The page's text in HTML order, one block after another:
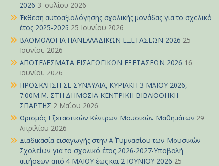
2026 3 Ιουλίου 2026
Έκθεση αυτοαξιολόγησης σχολικής μονάδας για το σχολικό
έτος 2025-2026 25 Ιουνίου 2026
ΒΑΘΜΟΛΟΓΙΑ ΠΑΝΕΛΛΑΔΙΚΩΝ ΕΞΕΤΑΣΕΩΝ 2026 25
Ιουνίου 2026
ΑΠΟΤΕΛΕΣΜΑΤΑ ΕΙΣΑΓΩΓΙΚΩΝ ΕΞΕΤΑΣΕΩΝ 2026 16
Ιουνίου 2026
ΠΡΟΣΚΛΗΣΗ ΣΕ ΣΥΝΑΥΛΙΑ, ΚΥΡΙΑΚΗ 3 ΜΑΪΟΥ 2026,
7:00Μ.Μ. ΣΤΗ ΔΗΜΟΣΙΑ ΚΕΝΤΡΙΚΗ ΒΙΒΛΙΟΘΗΚΗ
ΣΠΑΡΤΗΣ 2 Μαΐου 2026
Ορισμός Εξεταστικών Κέντρων Μουσικών Μαθημάτων 29
Απριλίου 2026
Διαδικασία εισαγωγής στην Α΄ Γυμνασίου των Μουσικών
Σχολείων για το σχολικό έτος 2026-2027-Υποβολή
αιτήσεων από 4 ΜΑΪΟΥ έως και 2 ΙΟΥΝΙΟΥ 2026 25